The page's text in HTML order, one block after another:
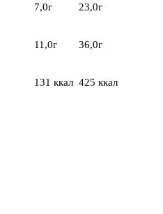
7,0г 23,0г
11,0г 36,0г
131 ккал 425 ккал